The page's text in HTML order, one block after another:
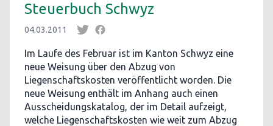
Steuerbuch Schwyz
04.03.2011
Im Laufe des Februar ist im Kanton Schwyz eine
neue Weisung über den Abzug von
Liegenschaftskosten veröffentlicht worden. Die
neue Weisung enthält im Anhang auch einen
Ausscheidungskatalog, der im Detail aufzeigt,
welche Liegenschaftskosten wie weit zum Abzug